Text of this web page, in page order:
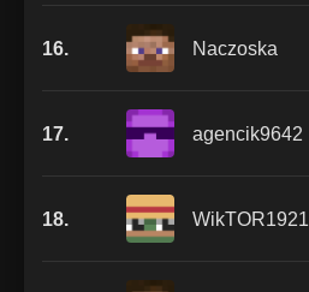
16. Naczoska
17. agencik9642
18. WikTOR1921